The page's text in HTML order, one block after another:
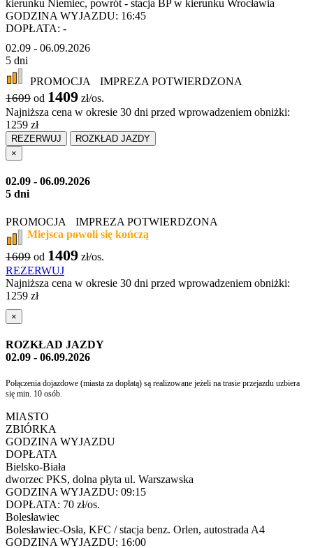
kierunku Niemiec, powrót - stacja BP w kierunku Wrocławia
GODZINA WYJAZDU: 16:45
DOPŁATA: -
02.09 - 06.09.2026
5 dni
PROMOCJA
IMPREZA POTWIERDZONA
1609 od 1409 zł/os.
Najniższa cena w okresie 30 dni przed wprowadzeniem obniżki:
1259 zł
REZERWUJ
ROZKŁAD JAZDY
×
02.09 - 06.09.2026
5 dni
PROMOCJA
IMPREZA POTWIERDZONA
Miejsca powoli się kończą
1609 od 1409 zł/os.
REZERWUJ
Najniższa cena w okresie 30 dni przed wprowadzeniem obniżki:
1259 zł
×
ROZKŁAD JAZDY
02.09 - 06.09.2026
Połączenia dojazdowe (miasta za dopłatą) są realizowane jeżeli na trasie przejazdu uzbiera
się min. 10 osób.
MIASTO
ZBIÓRKA
GODZINA WYJAZDU
DOPŁATA
Bielsko-Biała
dworzec PKS, dolna płyta ul. Warszawska
GODZINA WYJAZDU: 09:15
DOPŁATA: 70 zł/os.
Bolesławiec
Bolesławiec-Osła, KFC / stacja benz. Orlen, autostrada A4
GODZINA WYJAZDU: 16:00